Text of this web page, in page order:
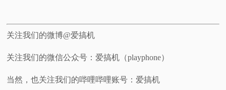
关注我们的微博@爱搞机
关注我们的微信公众号：爱搞机（playphone）
当然，也关注我们的哔哩哔哩账号：爱搞机